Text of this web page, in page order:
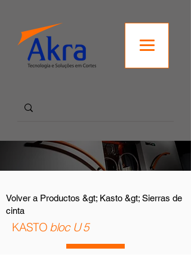
Volver a Productos &gt; Kasto &gt; Sierras de
cinta
KASTO bloc U 5